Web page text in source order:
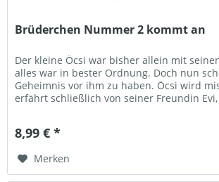
Brüderchen Nummer 2 kommt an
Der kleine Öcsi war bisher allein mit
alles war in bester Ordnung. Doch nun
Geheimnis vor ihm zu haben. Öcsi wird
erfährt schließlich von seiner Freundin
8,99 € *
Merken